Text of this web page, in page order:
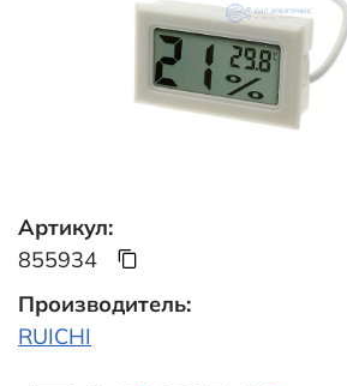
Артикул:
855934
Производитель:
RUICHI